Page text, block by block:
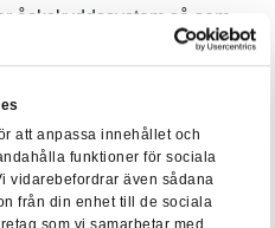
att anpassa innehållet och
funktioner för sociala
vidarebefordrar även sådana
från din enhet till de sociala
åskskyddssystem så som
är det
ska gå! Vår uppskattade